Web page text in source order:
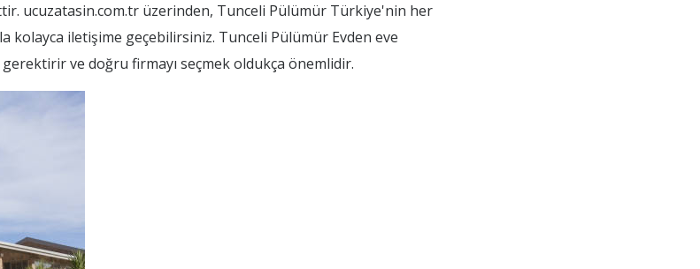
ucuzatasin.com.tr üzerinden, Tunceli Pülümür Türkiye'nin her
kolayca iletişime geçebilirsiniz. Tunceli Pülümür Evden eve
ve doğru firmayı seçmek oldukça önemlidir.